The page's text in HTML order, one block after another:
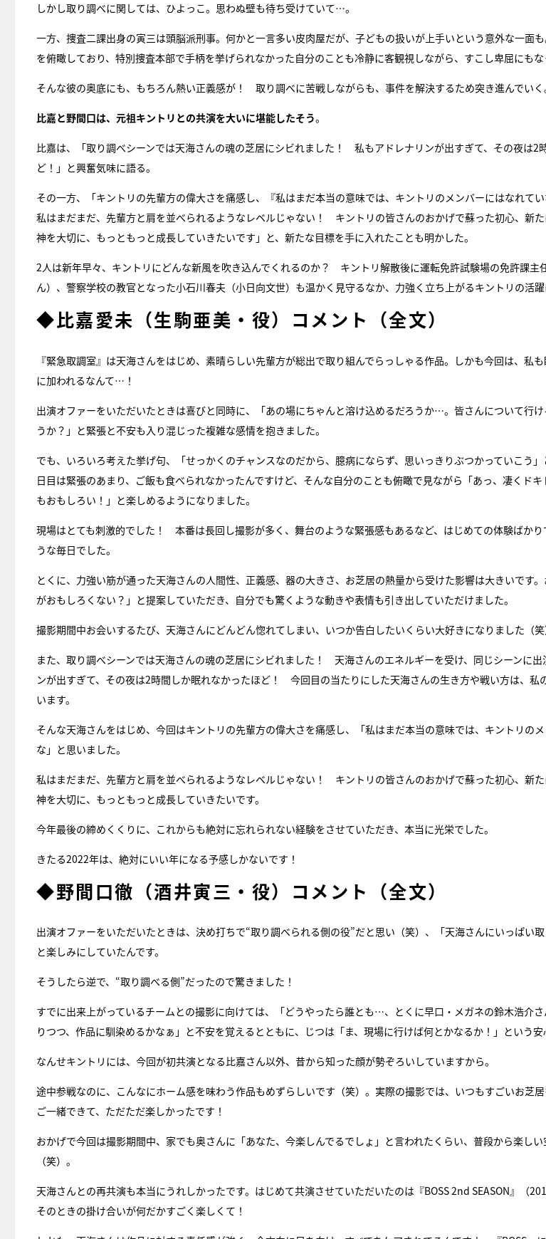
しかし取り調べに関しては、ひよっこ。思わぬ壁も待ち受けていて…。
一方、捜査二課出身の寅三は頭脳派刑事。何かと一言多い皮肉屋だが、子どもの扱いが上手いという意外な一面
を俯瞰しており、特別捜査本部で手柄を挙げられなかった自分のことも冷静に客観視しながら、すこし卑屈にもな
そんな彼の奥底にも、もちろん熱い正義感が！ 取り調べに苦戦しながらも、事件を解決するため突き進んでいく
比嘉と野間口は、元祖キントリとの共演を大いに堪能したそう。
比嘉は、「取り調べシーンでは天海さんの魂の芝居にシビれました！ 私もアドレナリンが出すぎて、その夜は2
ど！」と興奮気味に語る。
その一方、「キントリの先輩方の偉大さを痛感し、『私はまだ本当の意味では、キントリのメンバーにはなれてい
私はまだまだ、先輩方と肩を並べられるようなレベルじゃない！ キントリの皆さんのおかげで蘇った初心、新
神を大切に、もっともっと成長していきたいです」と、新たな目標を手に入れたことも明かした。
2人は新年早々、キントリにどんな新風を吹き込んでくれるのか？ キントリ解散後に運転免許試験場の免許課主
ん）、警察学校の教官となった小石川春夫（小日向文世）も温かく見守るなか、力強く立ち上がるキントリの活躍
◆比嘉愛未（生駒亜美・役）コメント（全文）
『緊急取調室』は天海さんをはじめ、素晴らしい先輩方が総出で取り組んでらっしゃる作品。しかも今回は、私
に加われるなんて…！
出演オファーをいただいたときは喜びと同時に、「あの場にちゃんと溶け込めるだろうか…。皆さんについて行
うか？」と緊張と不安も入り混じった複雑な感情を抱きました。
でも、いろいろ考えた挙げ句、「せっかくのチャンスなのだから、臆病にならず、思いっきりぶつかっていこう
日目は緊張のあまり、ご飯も食べられなかったんですけど、そんな自分のことも俯瞰で見ながら「あっ、凄くド
もおもしろい！」と楽しめるようになりました。
現場はとても刺激的でした！ 本番は長回し撮影が多く、舞台のような緊張感もあるなど、はじめての体験ばかり
うな毎日でした。
とくに、力強い筋が通った天海さんの人間性、正義感、器の大きさ、お芝居の熱量から受けた影響は大きいです
がおもしろくない？」と提案していただき、自分でも驚くような動きや表情も引き出していただけました。
撮影期間中お会いするたび、天海さんにどんどん惚れてしまい、いつか告白したいくらい大好きになりました（笑
また、取り調べシーンでは天海さんの魂の芝居にシビれました！ 天海さんのエネルギーを受け、同じシーンに出
ンが出すぎて、その夜は2時間しか眠れなかったほど！ 今回目の当たりにした天海さんの生き方や戦い方は、私
います。
そんな天海さんをはじめ、今回はキントリの先輩方の偉大さを痛感し、「私はまだ本当の意味では、キントリの
な」と思いました。
私はまだまだ、先輩方と肩を並べられるようなレベルじゃない！ キントリの皆さんのおかげで蘇った初心、新
神を大切に、もっともっと成長していきたいです。
今年最後の締めくくりに、これからも絶対に忘れられない経験をさせていただき、本当に光栄でした。
きたる2022年は、絶対にいい年になる予感しかないです！
◆野間口徹（酒井寅三・役）コメント（全文）
出演オファーをいただいたときは、決め打ちで“取り調べられる側の役”だと思い（笑）、「天海さんにいっぱい取
と楽しみにしていたんです。
そうしたら逆で、“取り調べる側”だったので驚きました！
すでに出来上がっているチームとの撮影に向けては、「どうやったら誰とも…、とくに早口・メガネの鈴木浩介
りつつ、作品に馴染めるかなぁ」と不安を覚えるとともに、じつは「ま、現場に行けば何とかなるか！」という安
なんせキントリには、今回が初共演となる比嘉さん以外、昔から知った顔が勢ぞろいしていますから。
途中参戦なのに、こんなにホーム感を味わう作品もめずらしいです（笑）。実際の撮影では、いつもすごいお芝
ご一緒できて、ただただ楽しかったです！
おかげで今回は撮影期間中、家でも奥さんに「あなた、今楽しんでるでしょ」と言われたくらい、普段から楽し
（笑）。
天海さんとの再共演も本当にうれしかったです。はじめて共演させていただいたのは『BOSS 2nd SEASON』（
そのときの掛け合いが何だかすごく楽しくて！